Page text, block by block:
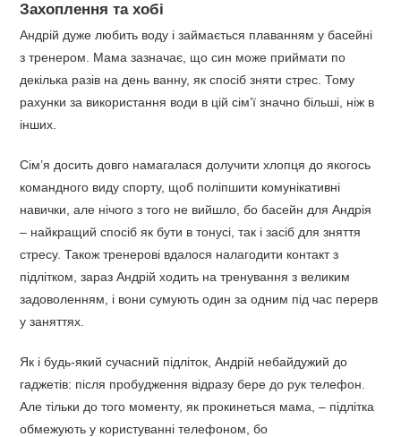
Захоплення та хобі
Андрій дуже любить воду і займається плаванням у басейні
з тренером. Мама зазначає, що син може приймати по
декілька разів на день ванну, як спосіб зняти стрес. Тому
рахунки за використання води в цій сім’ї значно більші, ніж в
інших.
Сім’я досить довго намагалася долучити хлопця до якогось
командного виду спорту, щоб поліпшити комунікативні
навички, але нічого з того не вийшло, бо басейн для Андрія
– найкращий спосіб як бути в тонусі, так і засіб для зняття
стресу. Також тренерові вдалося налагодити контакт з
підлітком, зараз Андрій ходить на тренування з великим
задоволенням, і вони сумують один за одним під час перерв
у заняттях.
Як і будь-який сучасний підліток, Андрій небайдужий до
гаджетів: після пробудження відразу бере до рук телефон.
Але тільки до того моменту, як прокинеться мама, – підлітка
обмежують у користуванні телефоном, бо